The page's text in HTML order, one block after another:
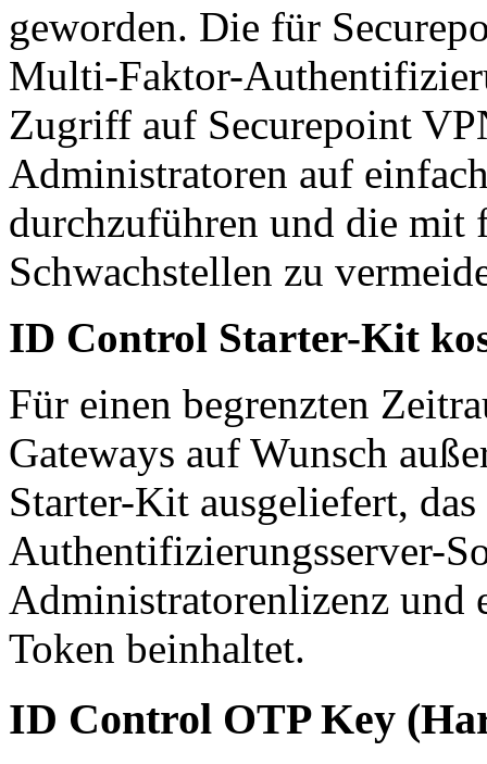
geworden. Die für
Multi-Faktor-
Zugriff auf Securepoint
Administratoren auf
durchzuführen und die mit
Schwachstellen zu
ID Control Starter-Kit
Für einen begrenzten
Gateways auf Wunsch
Starter-Kit ausgeliefert,
Authentifizierungsserver-
Administratorenlizenz und
Token beinhaltet.
ID Control OTP Key